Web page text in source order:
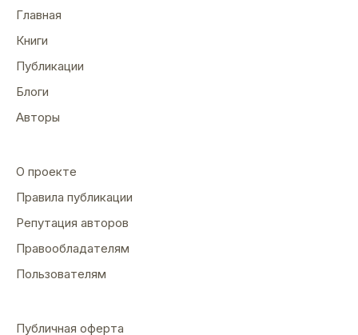
Главная
Книги
Публикации
Блоги
Авторы
О проекте
Правила публикации
Репутация авторов
Правообладателям
Пользователям
Публичная оферта